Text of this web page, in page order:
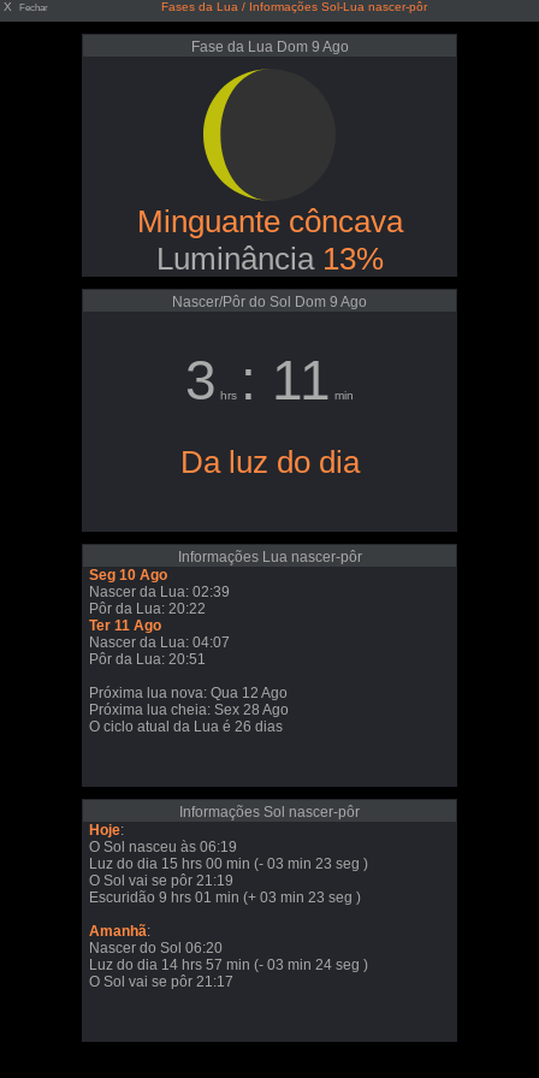
X Fechar Fases da Lua / Informações Sol-Lua nascer-pôr
Fase da Lua Dom 9 Ago
Minguante côncava
Luminância 13%
Nascer/Pôr do Sol Dom 9 Ago
3 hrs : 11 min
Da luz do dia
Informações Lua nascer-pôr
Seg 10 Ago
Nascer da Lua: 02:39
Pôr da Lua: 20:22
Ter 11 Ago
Nascer da Lua: 04:07
Pôr da Lua: 20:51
Próxima lua nova: Qua 12 Ago
Próxima lua cheia: Sex 28 Ago
O ciclo atual da Lua é 26 dias
Informações Sol nascer-pôr
Hoje:
O Sol nasceu às 06:19
Luz do dia 15 hrs 00 min (- 03 min 23 seg )
O Sol vai se pôr 21:19
Escuridão 9 hrs 01 min (+ 03 min 23 seg )
Amanhã:
Nascer do Sol 06:20
Luz do dia 14 hrs 57 min (- 03 min 24 seg )
O Sol vai se pôr 21:17